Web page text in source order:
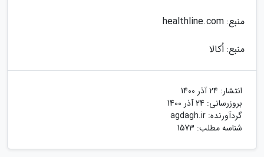
منبع: healthline.com
منبع: اُکالا
انتشار: 24 آذر 1400
بروزرسانی: 24 آذر 1400
گردآورنده: agdagh.ir
شناسه مطلب: 1573